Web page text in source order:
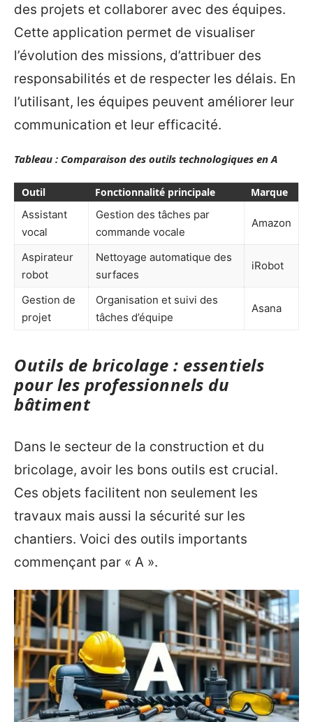
des projets et collaborer avec des équipes.
Cette application permet de visualiser
l’évolution des missions, d’attribuer des
responsabilités et de respecter les délais. En
l’utilisant, les équipes peuvent améliorer leur
communication et leur efficacité.
Tableau : Comparaison des outils technologiques en A
Outil Fonctionnalité principale
Marque
Assistant
vocal
Gestion des tâches par
commande vocale
Amazon
Aspirateur
robot
Nettoyage automatique des
surfaces
iRobot
Gestion de
projet
Organisation et suivi des
tâches d’équipe
Asana
Outils de bricolage : essentiels
pour les professionnels du
bâtiment
Dans le secteur de la construction et du
bricolage, avoir les bons outils est crucial.
Ces objets facilitent non seulement les
travaux mais aussi la sécurité sur les
chantiers. Voici des outils importants
commençant par « A ».